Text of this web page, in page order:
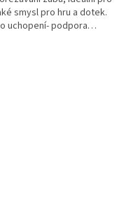
smysl pro hru a dotek.
uchopení- podpora…